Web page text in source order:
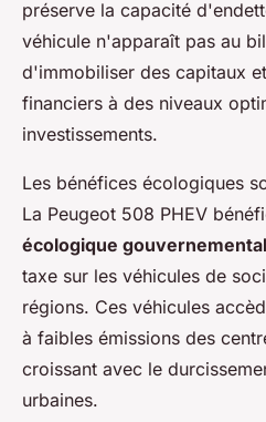
préserve la capacité
véhicule n'apparaît pas au
d'immobiliser des capitaux
financiers à des niveaux
investissements.
Les bénéfices écologiques
La Peugeot 508 PHEV
écologique gouvernemental
taxe sur les véhicules de
régions. Ces véhicules
à faibles émissions des
croissant avec le
urbaines.